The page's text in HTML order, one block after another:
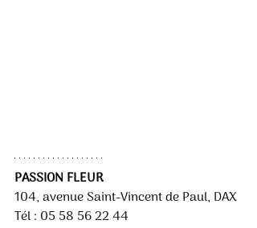
PASSION FLEUR
104, avenue Saint-Vincent de Paul, DAX
Tél : 05 58 56 22 44